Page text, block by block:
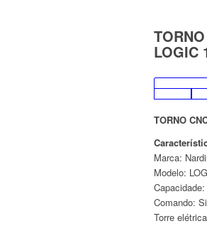
LOGIC
TORNO
Marca:
Modelo:
Comando:
Torre